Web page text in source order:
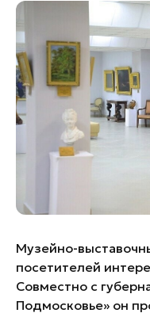
Банные комплексы
Горнолыжные
Спецпроекты
Инвестиционный
Федоскинская
Пикник в
Золотое кольцо
Музейно-
посетителей
Совместно с
Подмосковье» он